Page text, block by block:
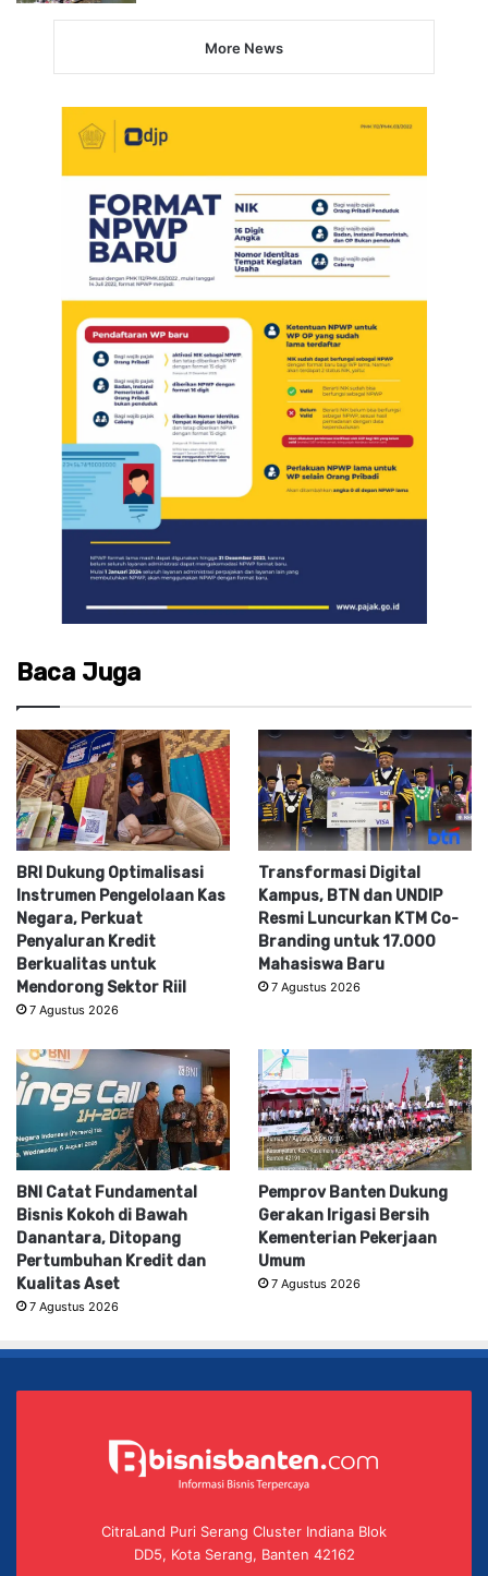
More News
Baca Juga
BRI Dukung Optimalisasi
Instrumen Pengelolaan Kas
Negara, Perkuat
Penyaluran Kredit
Berkualitas untuk
Mendorong Sektor Riil
7 Agustus 2026
Transformasi Digital
Kampus, BTN dan UNDIP
Resmi Luncurkan KTM Co-
Branding untuk 17.000
Mahasiswa Baru
7 Agustus 2026
BNI Catat Fundamental
Bisnis Kokoh di Bawah
Danantara, Ditopang
Pertumbuhan Kredit dan
Kualitas Aset
7 Agustus 2026
Pemprov Banten Dukung
Gerakan Irigasi Bersih
Kementerian Pekerjaan
Umum
7 Agustus 2026
CitraLand Puri Serang Cluster Indiana Blok
DD5, Kota Serang, Banten 42162